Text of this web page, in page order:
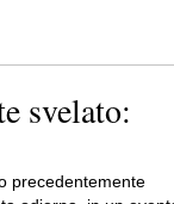
svelato:
precedentemente